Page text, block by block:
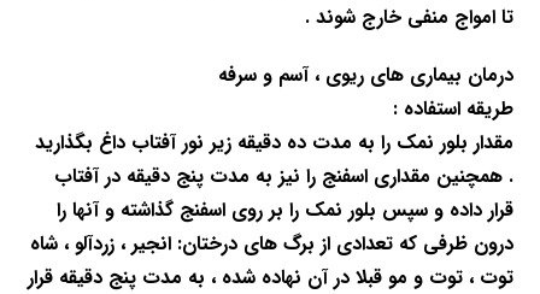
تا امواج منفی خارج شوند .
درمان بیماری های ریوی ، آسم و سرفه
طریقه استفاده :
مقدار بلور نمک را به مدت ده دقیقه زیر نور آفتاب داغ بگذارید
. همچنین مقداری اسفنج را نیز به مدت پنج دقیقه در آفتاب
قرار داده و سپس بلور نمک را بر روی اسفنج گذاشته و آنها را
درون ظرفی که تعدادی از برگ های درختان: انجیر ، زردآلو ، شاه
توت ، توت و مو قبلا در آن نهاده شده ، به مدت پنج دقیقه قرار